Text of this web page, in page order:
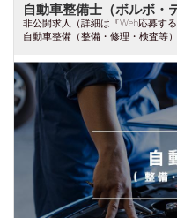
自動車整備士（ボルボ・
非公開求人（詳細は『Web応募す
自動車整備（整備・修理・検査等